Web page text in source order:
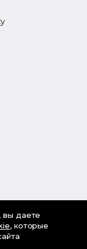
люстр и
вы даете
, которые